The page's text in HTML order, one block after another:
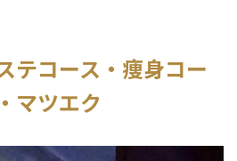
テコース・痩身コー
マツエク